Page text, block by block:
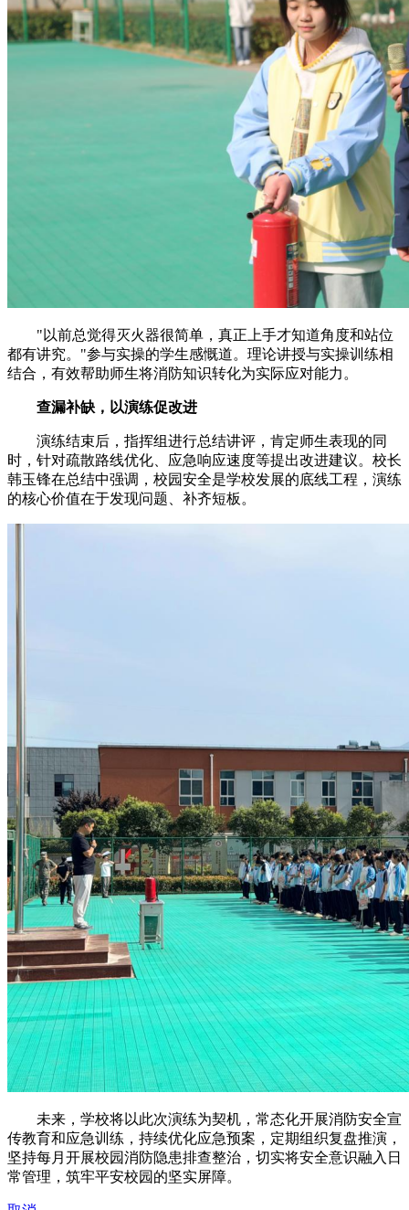
"以前总觉得灭火器很简单，真正上手才知道角度和站位
都有讲究。"参与实操的学生感慨道。理论讲授与实操训练相
结合，有效帮助师生将消防知识转化为实际应对能力。
查漏补缺 ，以演练促改进
演练结束后，指挥组进行总结讲评，肯定师生表现的同
时，针对疏散路线优化、应急响应速度等提出改进建议。校长
韩玉锋在总结中强调，校园安全是学校发展的底线工程，演练
的核心价值在于发现问题、补齐短板。
未来，学校将以此次演练为契机，常态化开展消防安全宣
传教育和应急训练，持续优化应急预案，定期组织复盘推演，
坚持每月开展校园消防隐患排查整治，切实将安全意识融入日
常管理，筑牢平安校园的坚实屏障。